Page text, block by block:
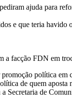
ajuda para
e que teria
a facção FDN em
política em
de quem aposta
Secretaria de